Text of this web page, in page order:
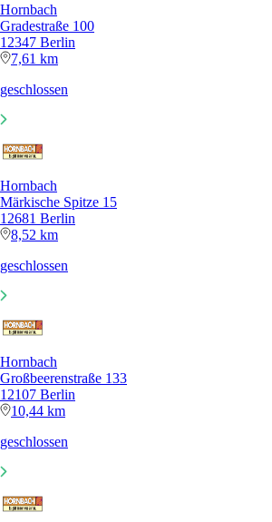
Hornbach
Gradestraße 100
12347 Berlin
7,61 km
geschlossen
Hornbach
Märkische Spitze 15
12681 Berlin
8,52 km
geschlossen
Hornbach
Großbeerenstraße 133
12107 Berlin
10,44 km
geschlossen